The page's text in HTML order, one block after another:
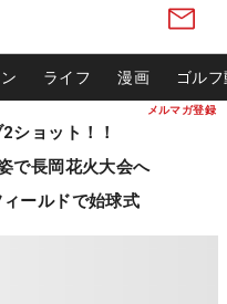
メルマガ登録
ライフ 漫画 ゴル
ショット！！
で長岡花火大会へ
ールドで始球式